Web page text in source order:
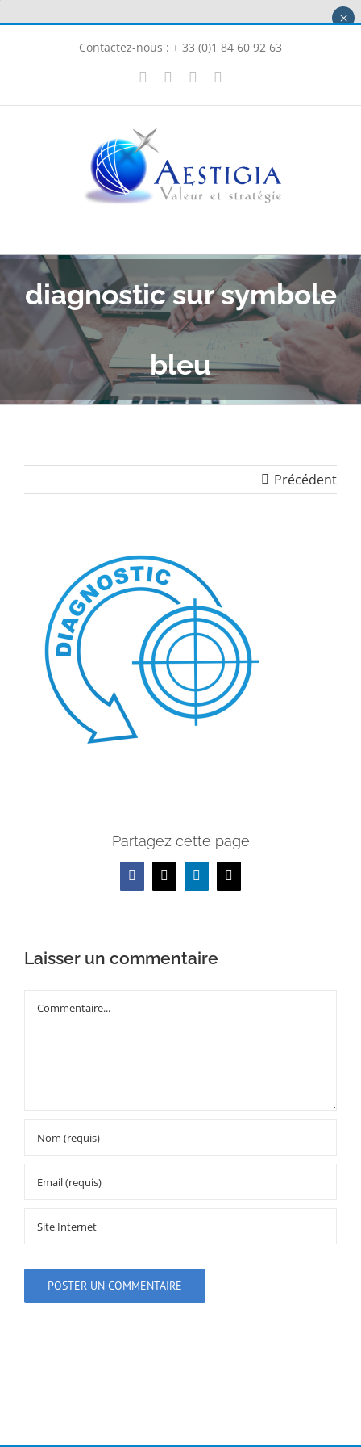
Contactez-nous : + 33 (0)1 84 60 92 63
LinkedInInstagram
diagnostic sur symbole
bleu
Précédent
Partagez cette page
Facebook
X LinkedInEmail
Laisser un commentaire
Commentaire
×